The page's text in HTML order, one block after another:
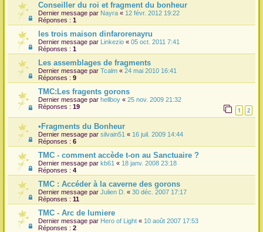
Conseiller du roi et fragment du bonheur
Dernier message par Nayra « 12 févr. 2012 19:22
Réponses : 1
les trois maison dinfarorenayru
Dernier message par Linkezio « 05 oct. 2011 7:41
Réponses : 1
Les assemblages de fragments
Dernier message par Tcalm « 24 mai 2010 16:41
Réponses : 9
TMC:Les fragents gorons
Dernier message par hellboy « 25 nov. 2009 21:32
Réponses : 19 1 2
•Fragments du Bonheur
Dernier message par silvain51 « 16 juil. 2009 14:44
Réponses : 6
TMC - comment accède t-on au Sanctuaire ?
Dernier message par kb61 « 18 janv. 2008 23:18
Réponses : 4
TMC : Accéder à la caverne des gorons
Dernier message par Julien D. « 30 déc. 2007 17:17
Réponses : 11
TMC - Arc de lumiere
Dernier message par Hero of Light « 10 août 2007 17:53
Réponses : 2